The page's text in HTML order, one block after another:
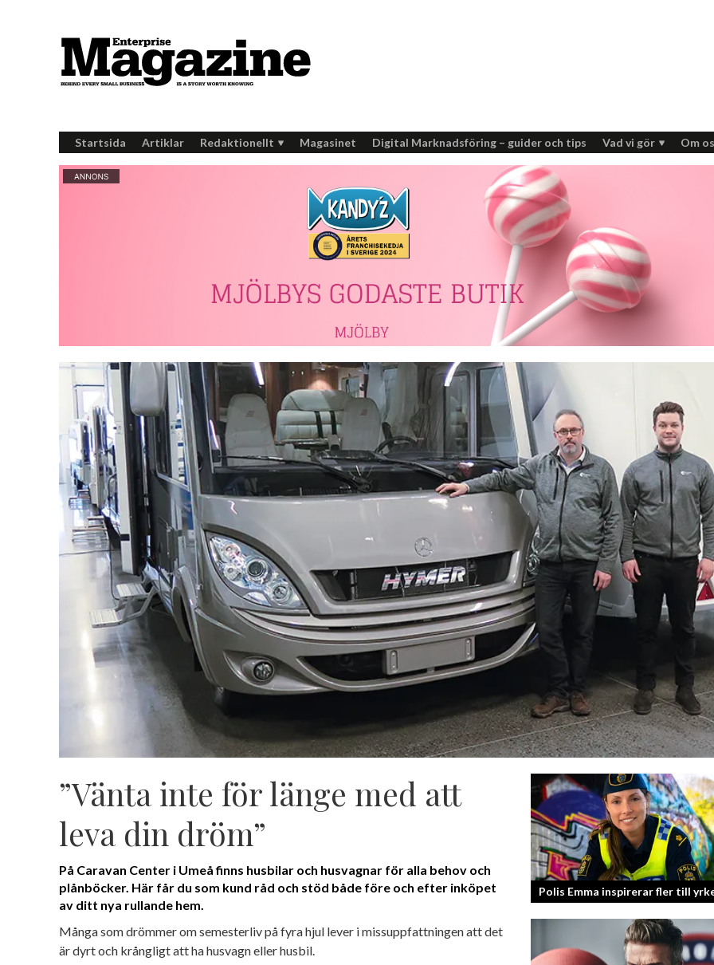
Startsida Artiklar Redaktionellt Magasinet Digital Marknadsföring – guider och tips Vad vi gör Om
”Vänta inte för länge med att
leva din dröm”
På Caravan Center i Umeå finns husbilar och husvagnar för alla behov och
plånböcker. Här får du som kund råd och stöd både före och efter inköpet
av ditt nya rullande hem.
Många som drömmer om semesterliv på fyra hjul lever i missuppfattningen att det
är dyrt och krångligt att ha husvagn eller husbil.
Polis Emma inspirerar fler till